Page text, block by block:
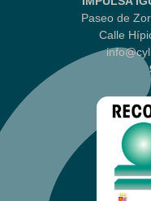
Paseo de
Calle